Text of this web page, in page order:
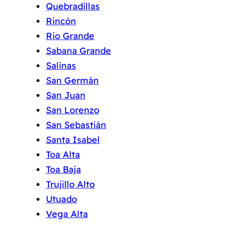
Quebradillas
Rincón
Rio Grande
Sabana Grande
Salinas
San Germán
San Juan
San Lorenzo
San Sebastián
Santa Isabel
Toa Alta
Toa Baja
Trujillo Alto
Utuado
Vega Alta